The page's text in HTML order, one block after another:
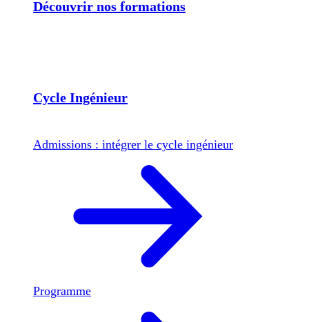
Découvrir nos formations
Cycle Ingénieur
Admissions : intégrer le cycle ingénieur
Programme